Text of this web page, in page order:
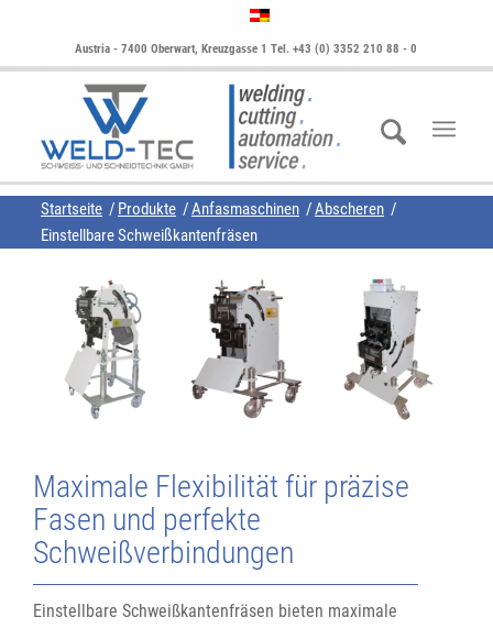
Austria - 7400 Oberwart, Kreuzgasse 1 Tel. +43 (0) 3352 210 88 - 0
Startseite / Produkte /Anfasmaschinen /Abscheren /
Einstellbare Schweißkantenfräsen
Maximale Flexibilität für präzise
Fasen und perfekte
Schweißverbindungen
Einstellbare Schweißkantenfräsen bieten maximale